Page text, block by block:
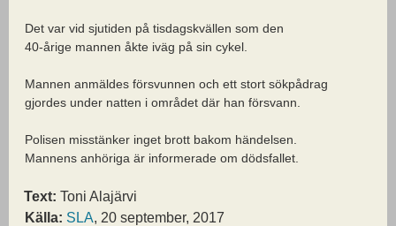
Det var vid sjutiden på tisdagskvällen som den
40-årige mannen åkte iväg på sin cykel.
Mannen anmäldes försvunnen och ett stort sökpådrag
gjordes under natten i området där han försvann.
Polisen misstänker inget brott bakom händelsen.
Mannens anhöriga är informerade om dödsfallet.
Text: Toni Alajärvi
Källa: SLA, 20 september, 2017